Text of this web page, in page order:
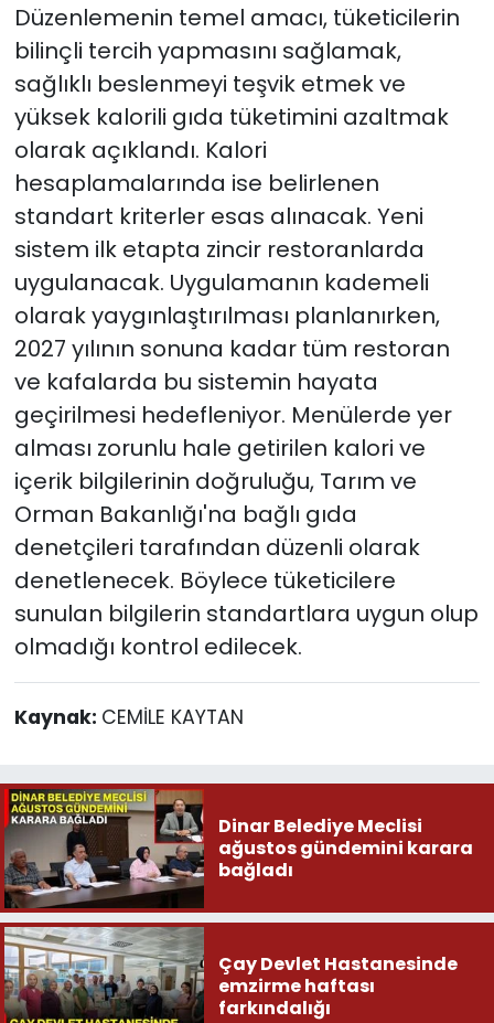
Düzenlemenin temel amacı, tüketicilerin
bilinçli tercih yapmasını sağlamak,
sağlıklı beslenmeyi teşvik etmek ve
yüksek kalorili gıda tüketimini azaltmak
olarak açıklandı. Kalori
hesaplamalarında ise belirlenen
standart kriterler esas alınacak. Yeni
sistem ilk etapta zincir restoranlarda
uygulanacak. Uygulamanın kademeli
olarak yaygınlaştırılması planlanırken,
2027 yılının sonuna kadar tüm restoran
ve kafalarda bu sistemin hayata
geçirilmesi hedefleniyor. Menülerde yer
alması zorunlu hale getirilen kalori ve
içerik bilgilerinin doğruluğu, Tarım ve
Orman Bakanlığı'na bağlı gıda
denetçileri tarafından düzenli olarak
denetlenecek. Böylece tüketicilere
sunulan bilgilerin standartlara uygun olup
olmadığı kontrol edilecek.
Kaynak: CEMİLE KAYTAN
Dinar Belediye Meclisi
ağustos gündemini karara
bağladı
Çay Devlet Hastanesinde
emzirme haftası
farkındalığı